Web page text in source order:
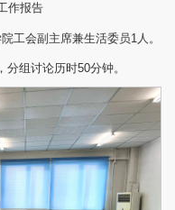
作报告
工会副主席兼生活委员1人。
组讨论历时50分钟。